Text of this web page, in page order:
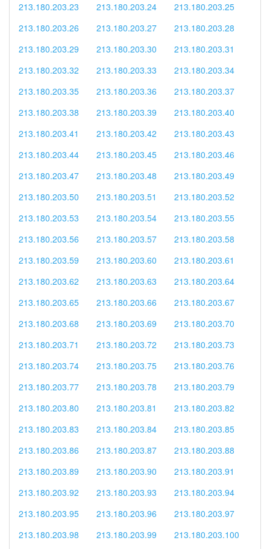
213.180.203.23
213.180.203.24
213.180.203.25
213.180.203.26
213.180.203.27
213.180.203.28
213.180.203.29
213.180.203.30
213.180.203.31
213.180.203.32
213.180.203.33
213.180.203.34
213.180.203.35
213.180.203.36
213.180.203.37
213.180.203.38
213.180.203.39
213.180.203.40
213.180.203.41
213.180.203.42
213.180.203.43
213.180.203.44
213.180.203.45
213.180.203.46
213.180.203.47
213.180.203.48
213.180.203.49
213.180.203.50
213.180.203.51
213.180.203.52
213.180.203.53
213.180.203.54
213.180.203.55
213.180.203.56
213.180.203.57
213.180.203.58
213.180.203.59
213.180.203.60
213.180.203.61
213.180.203.62
213.180.203.63
213.180.203.64
213.180.203.65
213.180.203.66
213.180.203.67
213.180.203.68
213.180.203.69
213.180.203.70
213.180.203.71
213.180.203.72
213.180.203.73
213.180.203.74
213.180.203.75
213.180.203.76
213.180.203.77
213.180.203.78
213.180.203.79
213.180.203.80
213.180.203.81
213.180.203.82
213.180.203.83
213.180.203.84
213.180.203.85
213.180.203.86
213.180.203.87
213.180.203.88
213.180.203.89
213.180.203.90
213.180.203.91
213.180.203.92
213.180.203.93
213.180.203.94
213.180.203.95
213.180.203.96
213.180.203.97
213.180.203.98
213.180.203.99
213.180.203.100